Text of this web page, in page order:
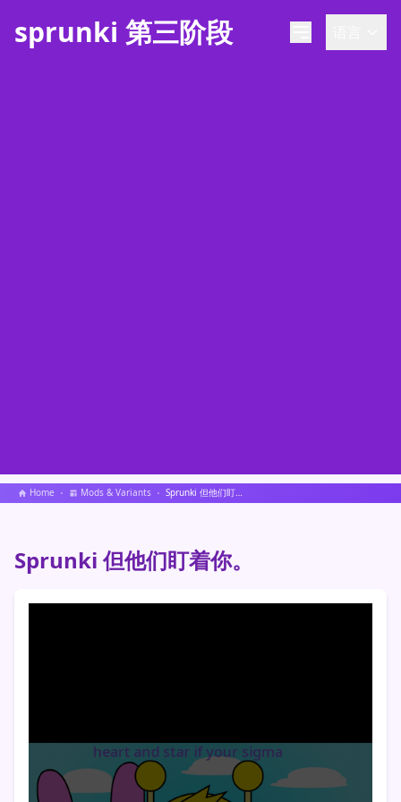
sprunki 第三阶段
Home Mods & Variants Sprunki 但他们盯着你。
Sprunki 但他们盯着你。